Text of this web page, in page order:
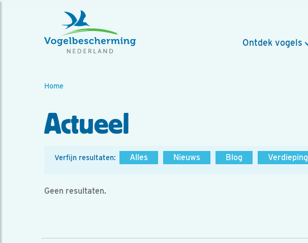
Ontdek vogels
Home
Actueel
Verfijn resultaten: Alles Nieuws Blog Verdieping
Geen resultaten.